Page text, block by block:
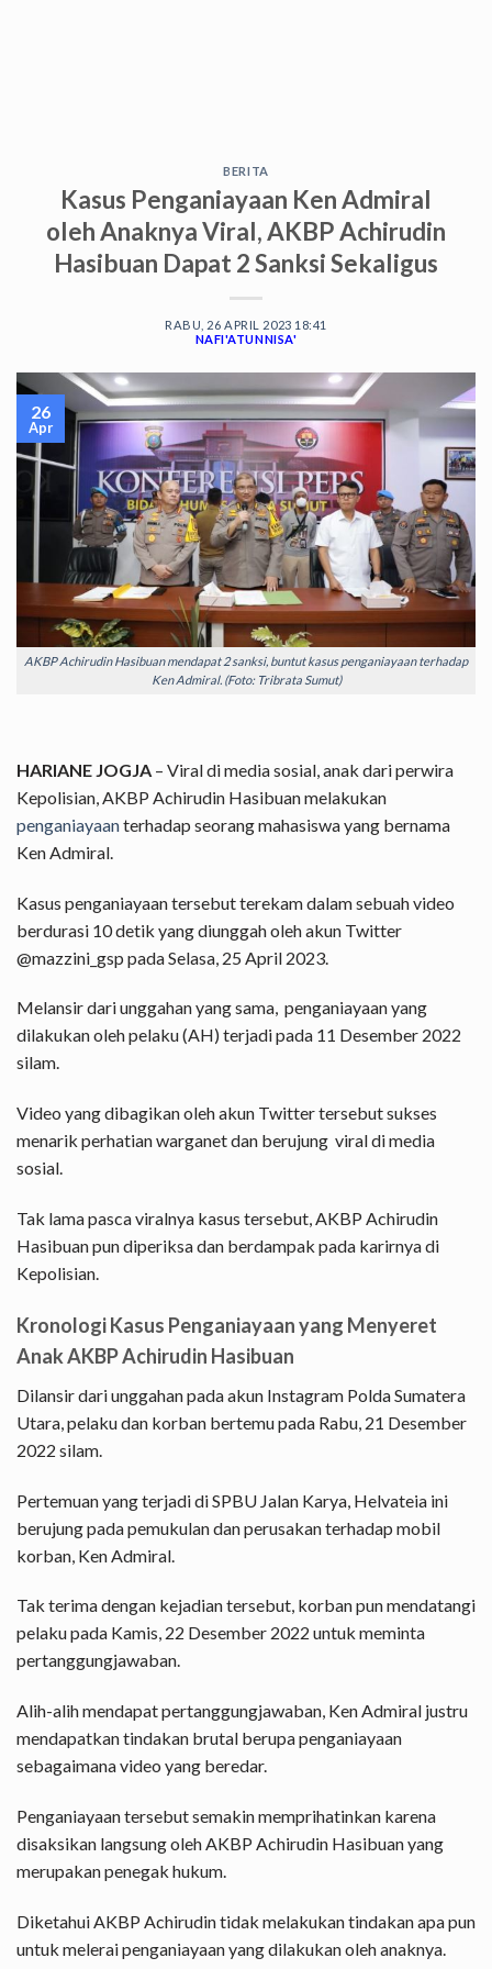
BERITA
Kasus Penganiayaan Ken Admiral
oleh Anaknya Viral, AKBP Achirudin
Hasibuan Dapat 2 Sanksi Sekaligus
RABU, 26 APRIL 2023 18:41
NAFI'ATUNNISA'
AKBP Achirudin Hasibuan mendapat 2 sanksi, buntut kasus penganiayaan terhadap
Ken Admiral. (Foto: Tribrata Sumut)
26
Apr
HARIANE JOGJA – Viral di media sosial, anak dari perwira
Kepolisian, AKBP Achirudin Hasibuan melakukan
penganiayaanterhadap seorang mahasiswa yang bernama
Ken Admiral.
Kasus penganiayaan tersebut terekam dalam sebuah video
berdurasi 10 detik yang diunggah oleh akun Twitter
@mazzini_gsp pada Selasa, 25 April 2023.
Melansir dari unggahan yang sama, penganiayaan yang
dilakukan oleh pelaku (AH) terjadi pada 11 Desember 2022
silam.
Video yang dibagikan oleh akun Twitter tersebut sukses
menarik perhatian warganet dan berujung viral di media
sosial.
Tak lama pasca viralnya kasus tersebut, AKBP Achirudin
Hasibuan pun diperiksa dan berdampak pada karirnya di
Kepolisian.
Kronologi Kasus Penganiayaan yang Menyeret
Anak AKBP Achirudin Hasibuan
Dilansir dari unggahan pada akun Instagram Polda Sumatera
Utara, pelaku dan korban bertemu pada Rabu, 21 Desember
2022 silam.
Pertemuan yang terjadi di SPBU Jalan Karya, Helvateia ini
berujung pada pemukulan dan perusakan terhadap mobil
korban, Ken Admiral.
Tak terima dengan kejadian tersebut, korban pun mendatangi
pelaku pada Kamis, 22 Desember 2022 untuk meminta
pertanggungjawaban.
Alih-alih mendapat pertanggungjawaban, Ken Admiral justru
mendapatkan tindakan brutal berupa penganiayaan
sebagaimana video yang beredar.
Penganiayaan tersebut semakin memprihatinkan karena
disaksikan langsung oleh AKBP Achirudin Hasibuan yang
merupakan penegak hukum.
Diketahui AKBP Achirudin tidak melakukan tindakan apa pun
untuk melerai penganiayaan yang dilakukan oleh anaknya.